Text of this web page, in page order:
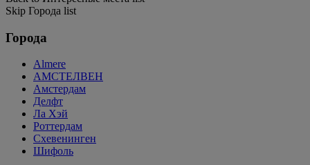
Skip Города list
Города
Almere
АМСТЕЛВЕН
Амстердам
Делфт
Ла Хэй
Роттердам
Схевенинген
Шифоль